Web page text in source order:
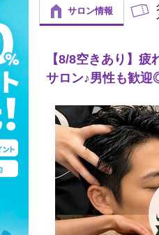
サロン情報
【8/8空きあり】
サロン♪男性も歓